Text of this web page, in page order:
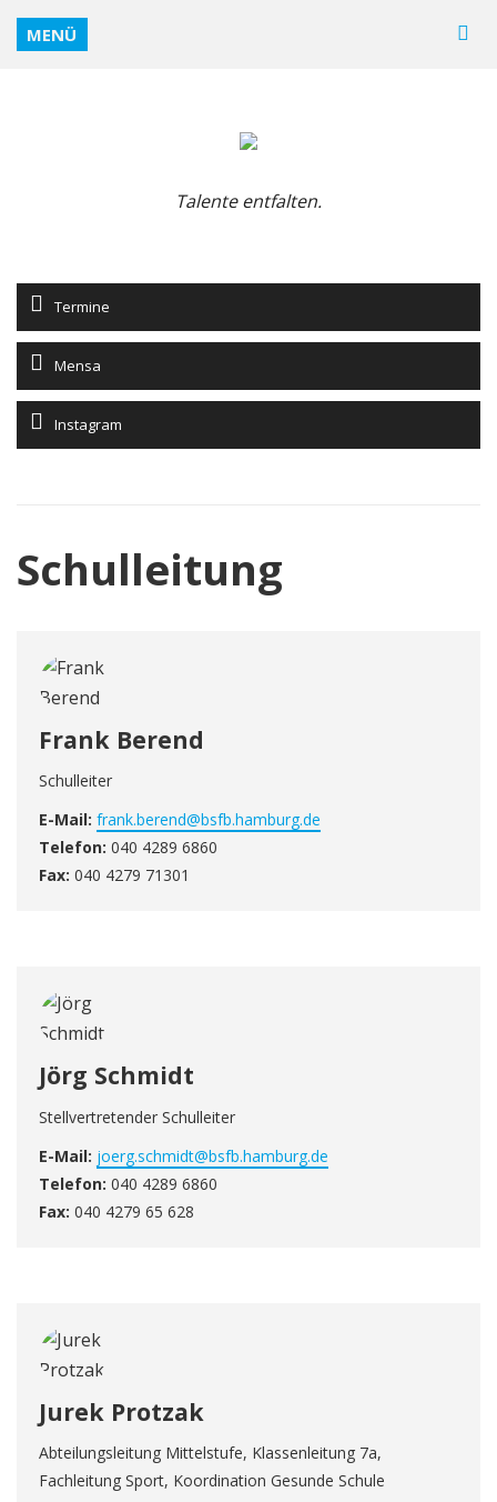
MENÜ
Talente entfalten.
Termine
Mensa
Instagram
Schulleitung
Frank Berend
Schulleiter
E-Mail: frank.berend@bsfb.hamburg.de
Telefon: 040 4289 6860
Fax: 040 4279 71301
Jörg Schmidt
Stellvertretender Schulleiter
E-Mail: joerg.schmidt@bsfb.hamburg.de
Telefon: 040 4289 6860
Fax: 040 4279 65 628
Jurek Protzak
Abteilungsleitung Mittelstufe, Klassenleitung 7a,
Fachleitung Sport, Koordination Gesunde Schule